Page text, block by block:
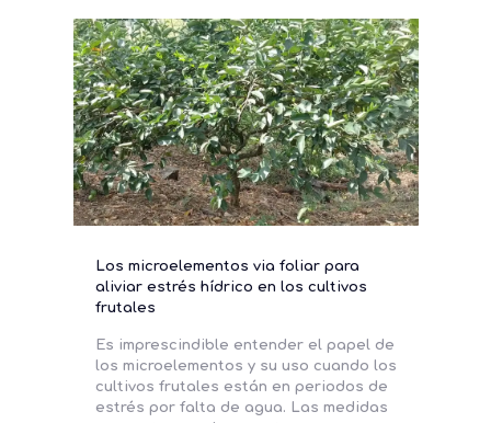
Los microelementos via foliar para
aliviar estrés hídrico en los cultivos
frutales
Es imprescindible entender el papel de
los microelementos y su uso cuando los
cultivos frutales están en periodos de
estrés por falta de agua. Las medidas